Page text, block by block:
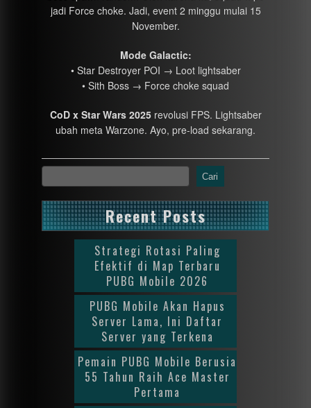
jadi Force choke. Jadi, event 2 minggu mulai 15
November.
Mode Galactic:
• Star Destroyer POI → Loot lightsaber
• Sith Boss → Force choke squad
CoD x Star Wars 2025revolusi FPS. Lightsaber
ubah meta Warzone. Ayo, pre-load sekarang.
Cari
Recent Posts
Strategi Rotasi Paling
Efektif di Map Terbaru
PUBG Mobile 2026
PUBG Mobile Akan Hapus
Server Lama, Ini Daftar
Server yang Terkena
Pemain PUBG Mobile Berusia
55 Tahun Raih Ace Master
Pertama